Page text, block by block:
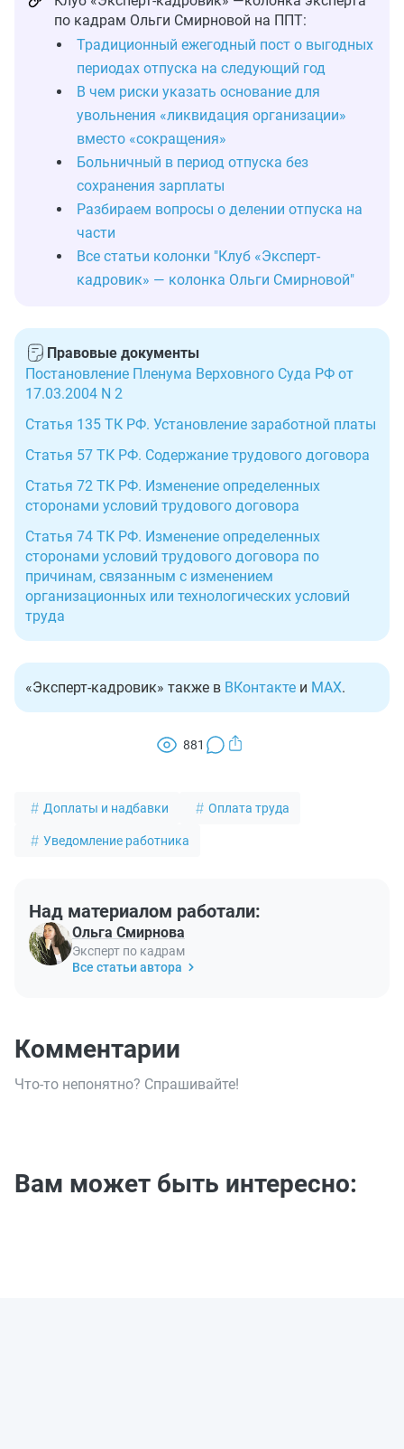
по кадрам Ольги Смирновой на ППТ:
Традиционный ежегодный пост о выгодных
периодах отпуска на следующий год
В чем риски указать основание для
увольнения «ликвидация организации»
вместо «сокращения»
Больничный в период отпуска без
сохранения зарплаты
Разбираем вопросы о делении отпуска на
части
Все статьи колонки "Клуб «Эксперт-
кадровик» — колонка Ольги Смирновой"
Правовые документы
Постановление Пленума Верховного Суда РФ от
17.03.2004 N 2
Статья 135 ТК РФ. Установление заработной платы
Статья 57 ТК РФ. Содержание трудового договора
Статья 72 ТК РФ. Изменение определенных
сторонами условий трудового договора
Статья 74 ТК РФ. Изменение определенных
сторонами условий трудового договора по
причинам, связанным с изменением
организационных или технологических условий
труда
«Эксперт-кадровик» также в ВКонтакте и MAX.
881
Доплаты и надбавки Оплата труда
Уведомление работника
Над материалом работали:
Ольга Смирнова
Эксперт по кадрам
Все статьи автора
Комментарии
Что-то непонятно? Спрашивайте!
Вам может быть интересно: